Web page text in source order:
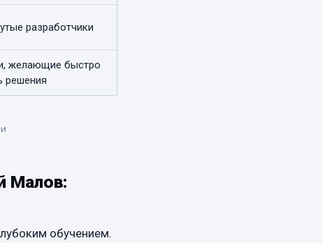
разработчики
желающие быстро
решения
Малов:
обучением.